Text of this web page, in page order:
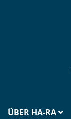
ÜBER HA-RA